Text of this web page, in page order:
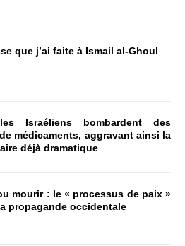
que j’ai faite à Ismail al-Ghoul
Israéliens bombardent des
médicaments, aggravant ainsi la
déjà dramatique
mourir : le « processus de paix »
propagande occidentale